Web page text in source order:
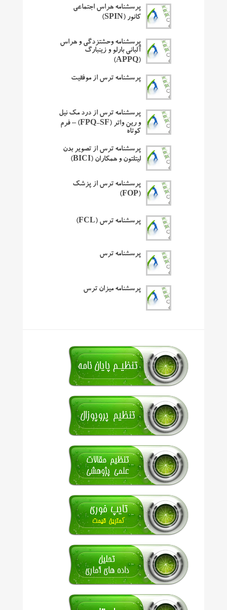
پرسشنامه هراس اجتماعی
کانور (SPIN)
پرسشنامه وحشتزدگی و هراس
آلبانی بارلو و زینبارگ
(APPQ)
پرسشنامه ترس از موفقیت
پرسشنامه ترس از درد مک نیل
و رین واتر (FPQ-SF) – فرم
کوتاه
پرسشنامه ترس از تصویر بدن
لیتلتون و همکاران (BICI)
پرسشنامه ترس از پزشک
(FOP)
پرسشنامه ترس (FCL)
پرسشنامه ترس
پرسشنامه میزان ترس